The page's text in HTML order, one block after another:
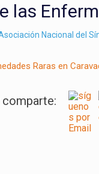
las
Nacional del